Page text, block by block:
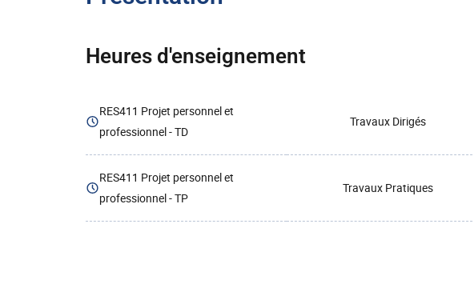
Heures d'enseignement
RES411 Projet personnel et
professionnel - TD
Travaux Dirigés
RES411 Projet personnel et
professionnel - TP
Travaux Pratiques